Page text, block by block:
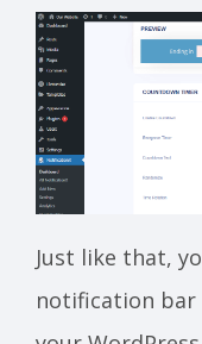
Just like that,
notification bar